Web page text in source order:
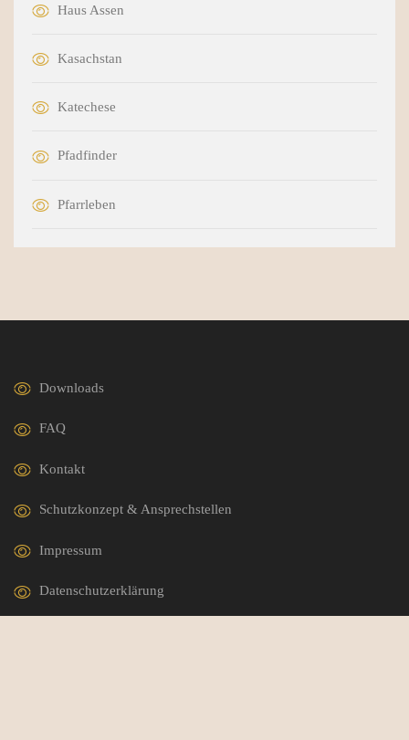
Haus Assen
Kasachstan
Katechese
Pfadfinder
Pfarrleben
Downloads
FAQ
Kontakt
Schutzkonzept & Ansprechstellen
Impressum
Datenschutzerklärung